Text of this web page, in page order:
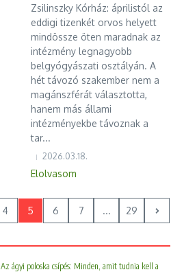
Zsilinszky Kórház: áprilistól az
eddigi tizenkét orvos helyett
mindössze öten maradnak az
intézmény legnagyobb
belgyógyászati osztályán. A
hét távozó szakember nem a
magánszférát választotta,
hanem más állami
intézményekbe távoznak a
tar...
2026.03.18.
Elolvasom
4 5 6 7 ... 29
Az ágyi poloska csípés: Minden, amit tudnia kell a